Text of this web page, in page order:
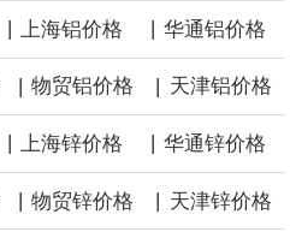
7月汽车产品产量47934辆，去年同期40313
年同期45974辆。其中，新能源汽车产量
辆；销量11288辆，去年同期7794辆。本
万辆，去年同期38万辆，累计同比增
上海铝价格 华通铝价格
| 物贸铝价格 | 天津铝价格
上海锌价格 华通锌价格
| 物贸锌价格 | 天津锌价格